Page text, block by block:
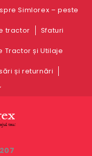
Simlorex – peste
tractor Sfaturi
Tractor și Utilaje
și returnări